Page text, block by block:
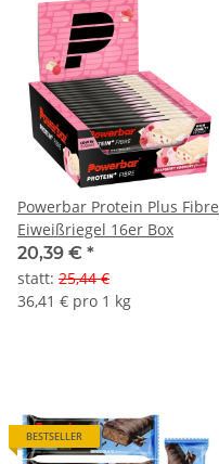
Powerbar Protein Plus Fibre
Eiweißriegel 16er Box
20,39 € *
statt: 25,44 €
36,41 € pro 1 kg
BESTSELLER